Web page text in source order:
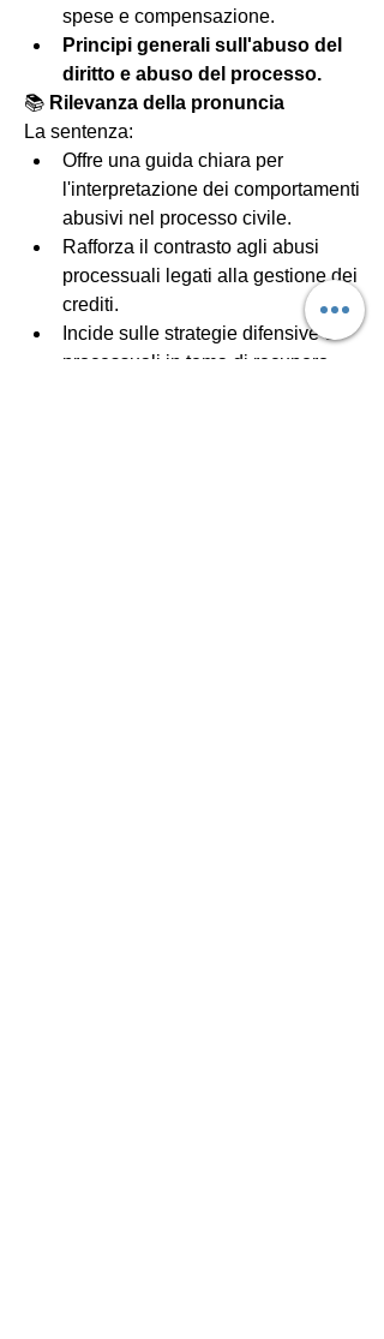
spese e compensazione.
Principi generali sull'abuso del
diritto e abuso del processo.
📚 Rilevanza della pronuncia
La sentenza:
Offre una guida chiara per
l'interpretazione dei comportamenti
abusivi nel processo civile.
Rafforza il contrasto agli abusi
processuali legati alla gestione dei
crediti.
Incide sulle strategie difensive e
processuali in tema di recupero